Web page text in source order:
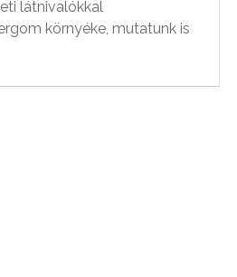
látnivalókkal
környéke, mutatunk is